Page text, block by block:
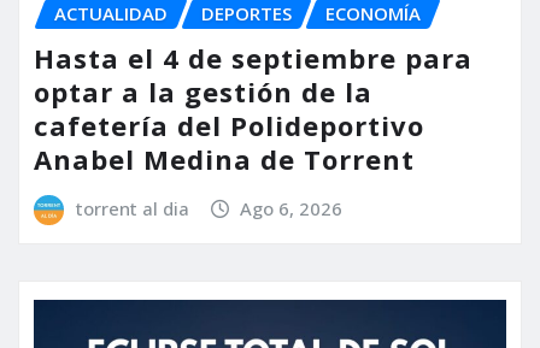
ACTUALIDAD DEPORTES ECONOMÍA
Hasta el 4 de septiembre para
optar a la gestión de la
cafetería del Polideportivo
Anabel Medina de Torrent
torrent al dia Ago 6, 2026